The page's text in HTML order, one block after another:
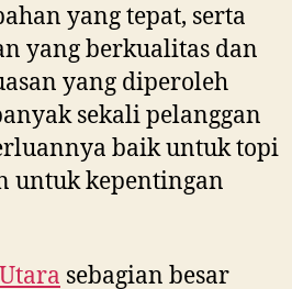
yang tepat, serta
yang berkualitas dan
yang diperoleh
sekali pelanggan
baik untuk topi
untuk kepentingan
sebagian besar